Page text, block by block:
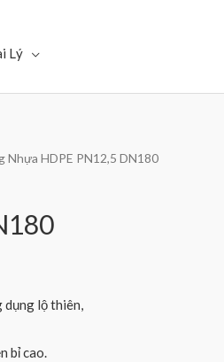
Lý
Nhựa HDPE PN12,5 DN180
dụng lộ thiên,
bỉ cao.